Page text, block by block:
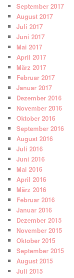
September 2017
August 2017
Juli 2017
Juni 2017
Mai 2017
April 2017
März 2017
Februar 2017
Januar 2017
Dezember 2016
November 2016
Oktober 2016
September 2016
August 2016
Juli 2016
Juni 2016
Mai 2016
April 2016
März 2016
Februar 2016
Januar 2016
Dezember 2015
November 2015
Oktober 2015
September 2015
August 2015
Juli 2015